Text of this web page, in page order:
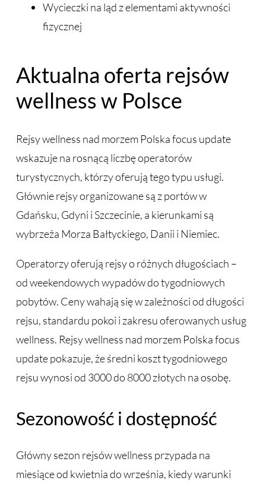
Wycieczki na ląd z elementami aktywności
fizycznej
Aktualna oferta rejsów
wellness w Polsce
Rejsy wellness nad morzem Polska focus update
wskazuje na rosnącą liczbę operatorów
turystycznych, którzy oferują tego typu usługi.
Głównie rejsy organizowane są z portów w
Gdańsku, Gdyni i Szczecinie, a kierunkami są
wybrzeża Morza Bałtyckiego, Danii i Niemiec.
Operatorzy oferują rejsy o różnych długościach –
od weekendowych wypadów do tygodniowych
pobytów. Ceny wahają się w zależności od długości
rejsu, standardu pokoi i zakresu oferowanych usług
wellness. Rejsy wellness nad morzem Polska focus
update pokazuje, że średni koszt tygodniowego
rejsu wynosi od 3000 do 8000 złotych na osobę.
Sezonowość i dostępność
Główny sezon rejsów wellness przypada na
miesiące od kwietnia do września, kiedy warunki